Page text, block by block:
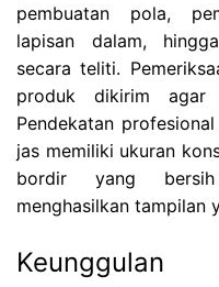
pembuatan pola,
lapisan dalam,
secara teliti.
produk dikirim
Pendekatan
jas memiliki ukuran
bordir yang
menghasilkan tampilan